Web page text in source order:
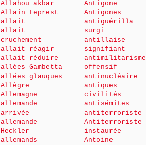
Allahou akbar
Allain Leprest
allait
allait
cruchement
allait réagir
allait réduire
allées Gambetta
allées glauques
Allègre
Allemagne
allemande
arrivée
allemande
Heckler
allemands
Antigone
Antigones
antiguérilla
surgi
antillaise
signifiant
antimilitarisme
offensif
antinucléaire
antiques
civilités
antisémites
antiterroriste
Antiterroriste
instaurée
Antoine